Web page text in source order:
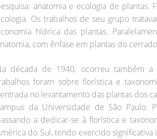
anatomia e ecologia de
Os trabalhos de seu grupo
hídrica das plantas.
com ênfase em plantas do
década de 1940, ocorreu também a
foram sobre florística e
no levantamento das plantas dos
da Universidade de São Paulo.
a dedicar-se à florística e
do Sul, tendo exercido